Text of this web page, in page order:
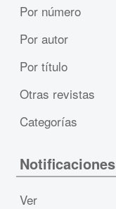
Por número
Por autor
Por título
Otras revistas
Categorías
Notificaciones
Ver